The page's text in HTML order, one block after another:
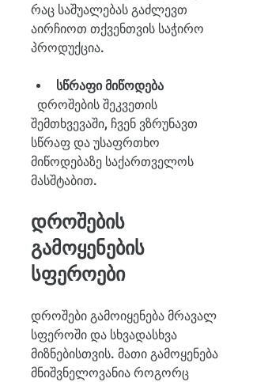
რაც საშუალებას გაძლევთ
აირჩიოთ თქვენთვის საჭირო
პროდუქცია.
სწრაფი მიწოდება
შემთხვევაში, ჩვენ ვზრუნავთ
სწრაფ და უსაფრთხო
მიწოდებაზე საქართველოს
მასშტაბით.
დროშების
გამოყენების
სფეროები
დროშები გამოიყენება მრავალ
სფეროში და სხვადასხვა
მიზნებისთვის. მათი გამოყენება
მნიშვნელოვანია როგორც